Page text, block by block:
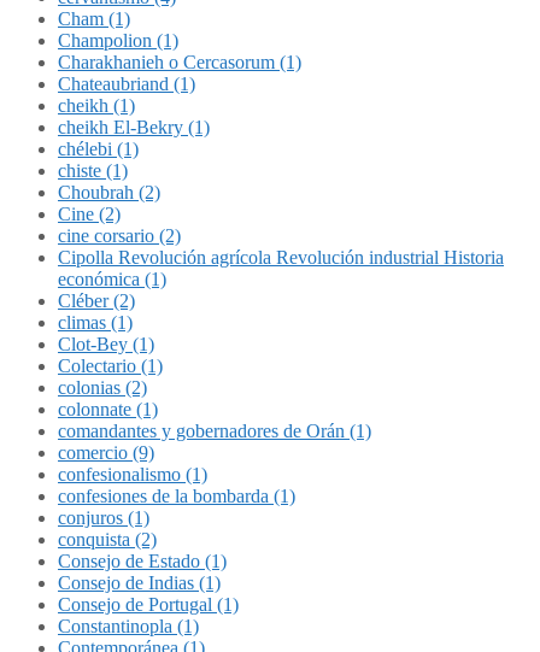
Cham (1)
Champolion (1)
Charakhanieh o Cercasorum (1)
Chateaubriand (1)
cheikh (1)
cheikh El-Bekry (1)
chélebi (1)
chiste (1)
Choubrah (2)
Cine (2)
cine corsario (2)
Cipolla Revolución agrícola Revolución industrial Historia
económica (1)
Cléber (2)
climas (1)
Clot-Bey (1)
Colectario (1)
colonias (2)
colonnate (1)
comandantes y gobernadores de Orán (1)
comercio (9)
confesionalismo (1)
confesiones de la bombarda (1)
conjuros (1)
conquista (2)
Consejo de Estado (1)
Consejo de Indias (1)
Consejo de Portugal (1)
Constantinopla (1)
Contemporánea (1)